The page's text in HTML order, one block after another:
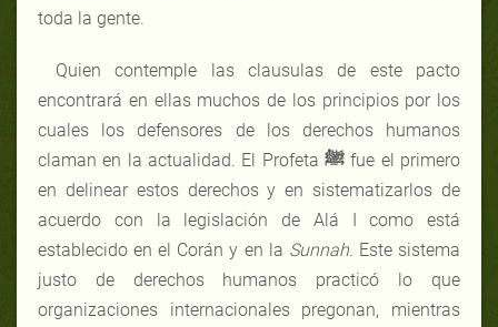
toda la gente.
Quien contemple las clausulas de este pacto
encontrará en ellas muchos de los principios por los
cuales los defensores de los derechos humanos
claman en la actualidad. El Profeta ﷺ fue el primero
en delinear estos derechos y en sistematizarlos de
acuerdo con la legislación de Alá I como está
establecido en el Corán y en la Sunnah. Este sistema
justo de derechos humanos practicó lo que
organizaciones internacionales pregonan, mientras